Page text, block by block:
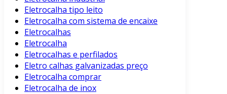
Eletrocalha tipo leito
Eletrocalha com sistema de encaixe
Eletrocalhas
Eletrocalha
Eletrocalhas e perfilados
Eletro calhas galvanizadas preço
Eletrocalha comprar
Eletrocalha de inox